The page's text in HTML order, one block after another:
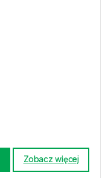
Zobacz więcej